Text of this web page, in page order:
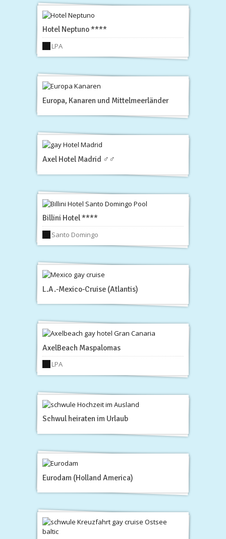
Hotel Neptuno ****
LPA
Europa, Kanaren und Mittelmeerländer
Axel Hotel Madrid ♂♂
Billini Hotel ****
Santo Domingo
L.A.-Mexico-Cruise (Atlantis)
AxelBeach Maspalomas
LPA
Schwul heiraten im Urlaub
Eurodam (Holland America)